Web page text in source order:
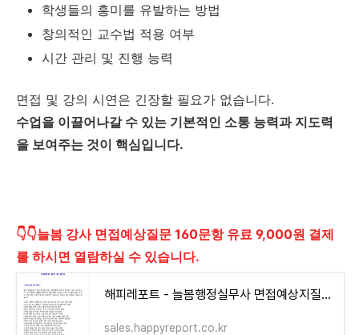
학생들의 흥미를 유발하는 방법
창의적인 교수법 적용 여부
시간 관리 및 진행 능력
면접 및 강의 시연은 긴장할 필요가 없습니다.
수업을 이끌어나갈 수 있는 기본적인 소통 능력과 지도력
을 보여주는 것이 핵심입니다.
👇👇늘봄 강사 면접예상질문 160문항 유료 9,000원 결제
를 하시면 열람하실 수 있습니다.
해피레포트 - 늘봄행정실무사 면접예상지질문 16개분야 160문항 모범답변지
sales.happyreport.co.kr